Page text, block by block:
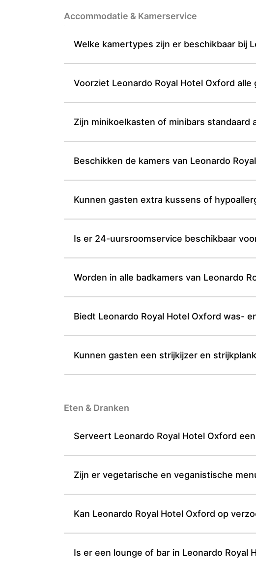
Accommodatie & Kamerservice
Welke kamertypes zijn er beschikbaar bij
Voorziet Leonardo Royal Hotel Oxford
Zijn minikoelkasten of minibars standaard
Beschikken de kamers van Leonardo
Kunnen gasten extra kussens of
Is er 24-uursroomservice beschikbaar
Worden in alle badkamers van Leonardo
Biedt Leonardo Royal Hotel Oxford was-
Kunnen gasten een strijkijzer en
Eten & Dranken
Serveert Leonardo Royal Hotel Oxford
Zijn er vegetarische en veganistische
Kan Leonardo Royal Hotel Oxford op
Is er een lounge of bar in Leonardo